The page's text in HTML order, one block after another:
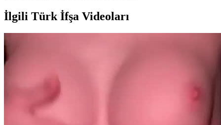
İlgili Türk İfşa Videoları